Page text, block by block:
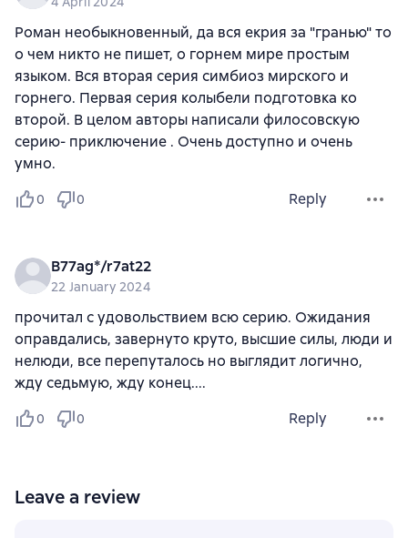
Роман необыкновенный, да вся екрия за "гранью" то
о чем никто не пишет, о горнем мире простым
языком. Вся вторая серия симбиоз мирского и
горнего. Первая серия колыбели подготовка ко
второй. В целом авторы написали филосовскую
серию- приключение . Очень доступно и очень
умно.
0 0 Reply
B77ag*/r7at22
22 January 2024
прочитал с удовольствием всю серию. Ожидания
оправдались, завернуто круто, высшие силы, люди и
нелюди, все перепуталось но выглядит логично,
жду седьмую, жду конец....
0 0 Reply
Leave a review